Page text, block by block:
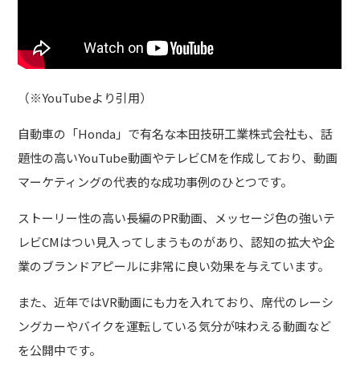
（※YouTubeより引用）
自動車の「Honda」で有名な本田技研工業株式会社も、話
題性の高いYouTube動画やテレビCMを作成しており、動画
マーケティングの代表的な成功事例のひとつです。
ストーリー性の高い長編のPR動画、メッセージ色の強いテ
レビCMはつい見入ってしまうものがあり、認知の拡大や企
業のブランドアピールに非常に良い効果を与えています。
また、近年ではVR動画にも力を入れており、席代のレーシ
ングカーやバイクを運転している気分が味わえる動画など
を公開中です。